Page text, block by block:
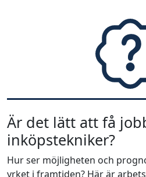
Är det lätt att få
inköpstekniker?
Hur ser möjligheten och
yrket i framtiden? Här är